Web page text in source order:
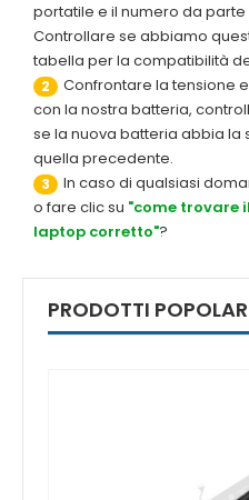
portatile e il numero da
Controllare se abbiamo
tabella per la compatibilità
2
Confrontare la tensione
con la nostra batteria,
se la nuova batteria abbia la
quella precedente.
3
In caso di qualsiasi
o fare clic su "come trovare
laptop corretto"?
PRODOTTI